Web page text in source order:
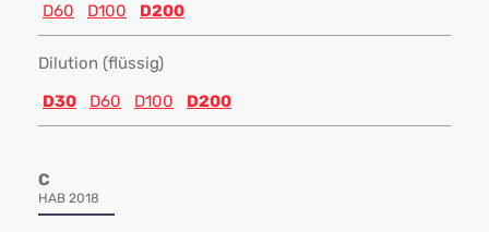
D60
D100 D200
Dilution (flüssig)
D30
D60 D100 D200
C
HAB 2018